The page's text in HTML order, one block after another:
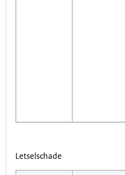
Letselschade